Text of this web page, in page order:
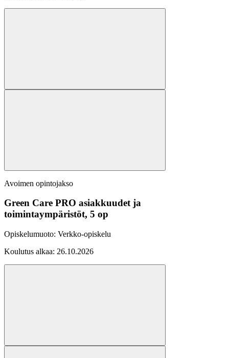
Avoimen opintojakso
Green Care PRO asiakkuudet ja
toimintaympäristöt, 5 op
Opiskelumuoto: Verkko-opiskelu
Koulutus alkaa: 26.10.2026